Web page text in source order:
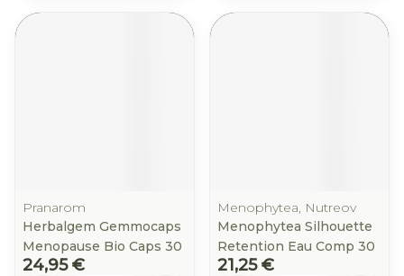
Pranarom
Herbalgem Gemmocaps
Menopause Bio Caps 30
24,95 €
Menophytea, Nutreov
Menophytea Silhouette
Retention Eau Comp 30
21,25 €